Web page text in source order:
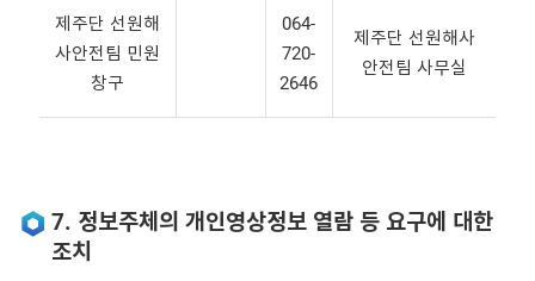
제주단 선원해
사안전팀 민원
창구
064-
720-
2646
제주단 선원해사
안전팀 사무실
7. 정보주체의 개인영상정보 열람 등 요구에 대한
조치